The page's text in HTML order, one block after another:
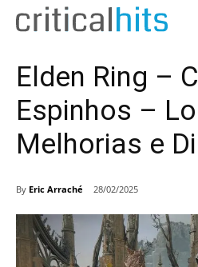
Elden Ring –
Espinhos –
Melhorias e
By Eric Arraché 28/02/2025